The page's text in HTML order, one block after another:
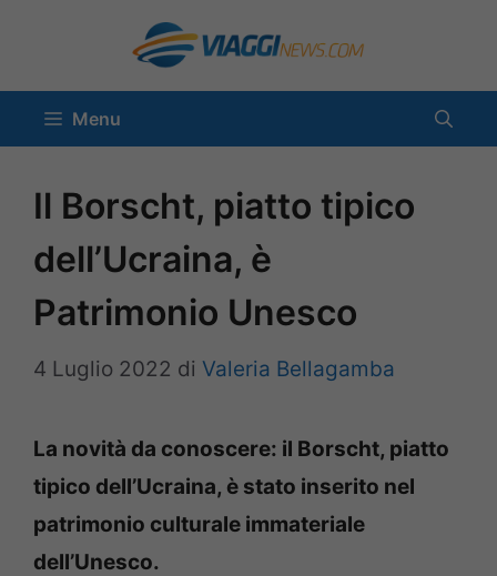
contenuto
Menu
Il Borscht, piatto tipico
dell’Ucraina, è
Patrimonio Unesco
4 Luglio 2022 di Valeria Bellagamba
La novità da conoscere: il Borscht, piatto
tipico dell’Ucraina, è stato inserito nel
patrimonio culturale immateriale
dell’Unesco.